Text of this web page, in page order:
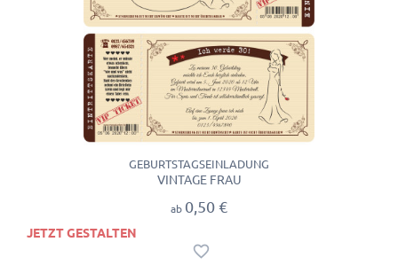
GEBURTSTAGSEINLADUNG
VINTAGE FRAU
ab 0,50 €
JETZT GESTALTEN